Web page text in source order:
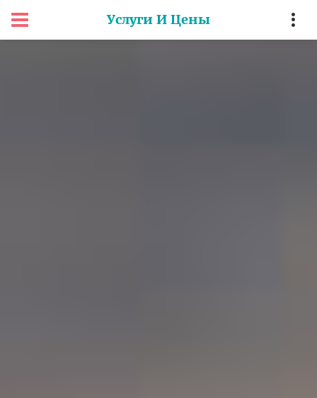
Услуги И Цены